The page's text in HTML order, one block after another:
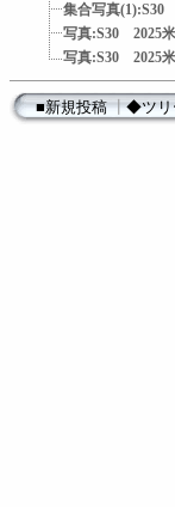
集合写真(1):S30
写真:S30 2025
写真:S30 2025
■新規投稿┃◆ツリ